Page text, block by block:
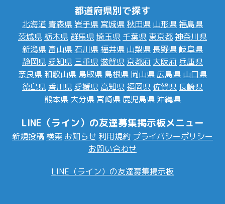
都道府県別で探す
北海道 青森県 岩手県 宮城県 秋田県 山形県福島県
茨城県 栃木県群馬県埼玉県 千葉県 東京都神奈川県
新潟県 富山県 石川県福井県 山梨県 長野県 岐阜県
静岡県愛知県 三重県滋賀県 京都府 大阪府 兵庫県
奈良県 和歌山県 鳥取県 島根県 岡山県 広島県 山口県
徳島県 香川県愛媛県 高知県福岡県 佐賀県 長崎県
熊本県 大分県 宮崎県 鹿児島県 沖縄県
LINE（ライン）の友達募集掲示板メニュー
新規投稿 検索 お知らせ 利用規約 プライバシーポリシー
お問い合わせ
LINE（ライン）の友達募集掲示板